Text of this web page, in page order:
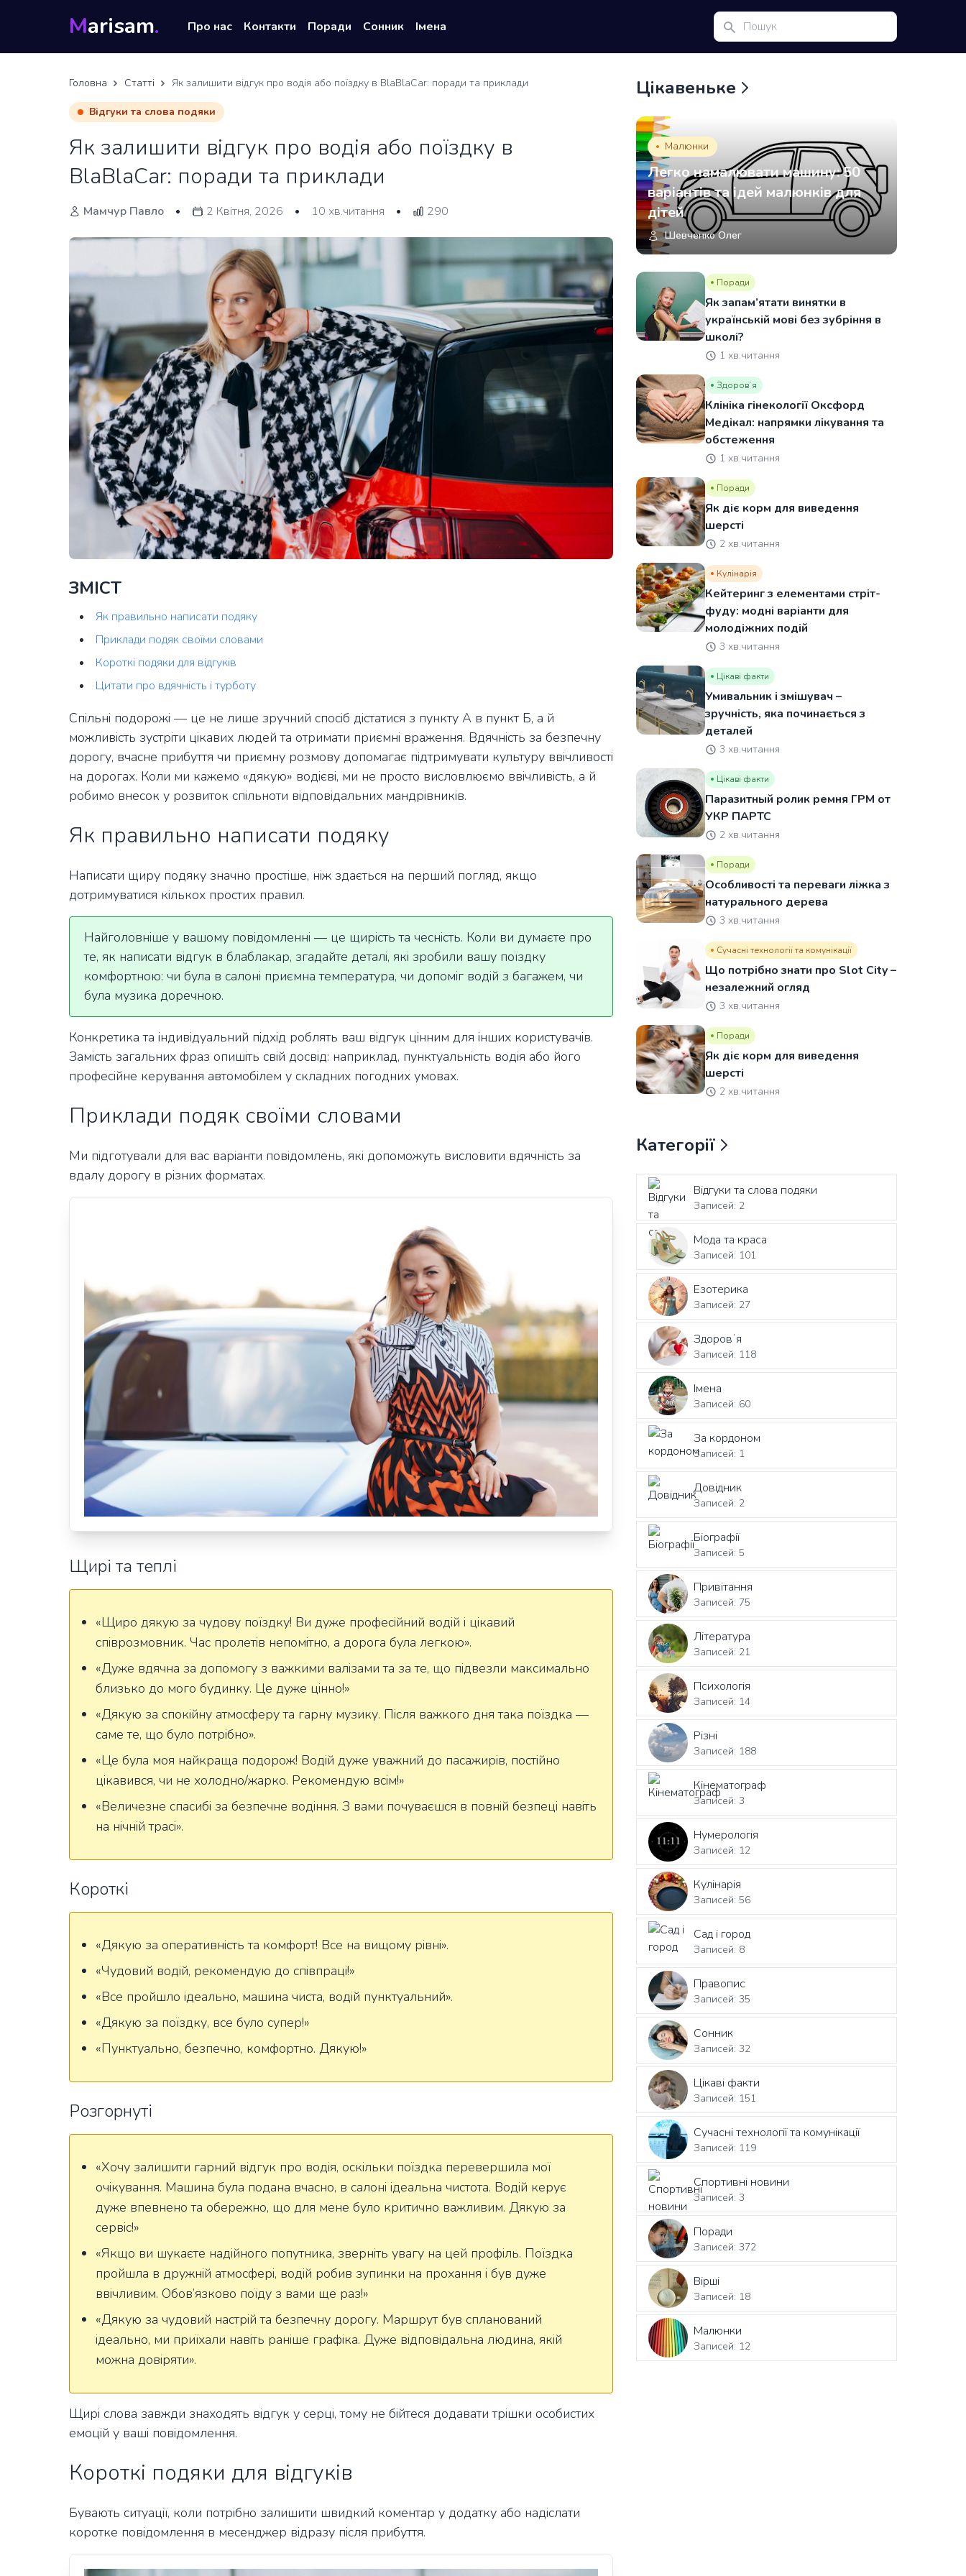
Marisam. Про нас Контакти Поради Сонник Імена
Головна Статті Як залишити відгук про водія або поїздку в BlaBlaCar: поради та приклади
Відгуки та слова подяки
Як залишити відгук про водія або поїздку в
BlaBlaCar: поради та приклади
Мамчур Павло • 2 Квітня, 2026 • 10 хв.читання • 290
ЗМІСТ
Як правильно написати подяку
Приклади подяк своїми словами
Короткі подяки для відгуків
Цитати про вдячність і турботу
Спільні подорожі — це не лише зручний спосіб дістатися з пункту А в пункт Б, а й
можливість зустріти цікавих людей та отримати приємні враження. Вдячність за безпечну
дорогу, вчасне прибуття чи приємну розмову допомагає підтримувати культуру ввічливості
на дорогах. Коли ми кажемо «дякую» водієві, ми не просто висловлюємо ввічливість, а й
робимо внесок у розвиток спільноти відповідальних мандрівників.
Як правильно написати подяку
Написати щиру подяку значно простіше, ніж здається на перший погляд, якщо
дотримуватися кількох простих правил.
Найголовніше у вашому повідомленні — це щирість та чесність. Коли ви думаєте про
те, як написати відгук в блаблакар, згадайте деталі, які зробили вашу поїздку
комфортною: чи була в салоні приємна температура, чи допоміг водій з багажем, чи
була музика доречною.
Конкретика та індивідуальний підхід роблять ваш відгук цінним для інших користувачів.
Замість загальних фраз опишіть свій досвід: наприклад, пунктуальність водія або його
професійне керування автомобілем у складних погодних умовах.
Приклади подяк своїми словами
Ми підготували для вас варіанти повідомлень, які допоможуть висловити вдячність за
вдалу дорогу в різних форматах.
Щирі та теплі
«Щиро дякую за чудову поїздку! Ви дуже професійний водій і цікавий
співрозмовник. Час пролетів непомітно, а дорога була легкою».
«Дуже вдячна за допомогу з важкими валізами та за те, що підвезли максимально
близько до мого будинку. Це дуже цінно!»
«Дякую за спокійну атмосферу та гарну музику. Після важкого дня така поїздка —
саме те, що було потрібно».
«Це була моя найкраща подорож! Водій дуже уважний до пасажирів, постійно
цікавився, чи не холодно/жарко. Рекомендую всім!»
«Величезне спасибі за безпечне водіння. З вами почуваєшся в повній безпеці навіть
на нічній трасі».
Короткі
«Дякую за оперативність та комфорт! Все на вищому рівні».
«Чудовий водій, рекомендую до співпраці!»
«Все пройшло ідеально, машина чиста, водій пунктуальний».
«Дякую за поїздку, все було супер!»
«Пунктуально, безпечно, комфортно. Дякую!»
Розгорнуті
«Хочу залишити гарний відгук про водія, оскільки поїздка перевершила мої
очікування. Машина була подана вчасно, в салоні ідеальна чистота. Водій керує
дуже впевнено та обережно, що для мене було критично важливим. Дякую за
сервіс!»
«Якщо ви шукаєте надійного попутника, зверніть увагу на цей профіль. Поїздка
пройшла в дружній атмосфері, водій робив зупинки на прохання і був дуже
ввічливим. Обов’язково поїду з вами ще раз!»
«Дякую за чудовий настрій та безпечну дорогу. Маршрут був спланований
ідеально, ми приїхали навіть раніше графіка. Дуже відповідальна людина, якій
можна довіряти».
Щирі слова завжди знаходять відгук у серці, тому не бійтеся додавати трішки особистих
емоцій у ваші повідомлення.
Короткі подяки для відгуків
Бувають ситуації, коли потрібно залишити швидкий коментар у додатку або надіслати
коротке повідомлення в месенджер відразу після прибуття.
Цікавеньке
Малюнки
Легко намалювати машину: 50
варіантів та ідей малюнків для
дітей
Шевченко Олег
Поради
Як запам’ятати винятки в
українській мові без зубріння в
школі?
1 хв.читання
Здоровʼя
Клініка гінекології Оксфорд
Медікал: напрямки лікування та
обстеження
1 хв.читання
Поради
Як діє корм для виведення
шерсті
2 хв.читання
Кулінарія
Кейтеринг з елементами стріт-
фуду: модні варіанти для
молодіжних подій
3 хв.читання
Цікаві факти
Умивальник і змішувач –
зручність, яка починається з
деталей
3 хв.читання
Цікаві факти
Паразитный ролик ремня ГРМ от
УКР ПАРТС
2 хв.читання
Поради
Особливості та переваги ліжка з
натурального дерева
3 хв.читання
Сучасні технології та комунікації
Що потрібно знати про Slot City –
незалежний огляд
3 хв.читання
Поради
Як діє корм для виведення
шерсті
2 хв.читання
Категорії
Відгуки та слова подяки
Записей: 2
Мода та краса
Записей: 101
Езотерика
Записей: 27
Здоровʼя
Записей: 118
Імена
Записей: 60
За кордоном
Записей: 1
Довідник
Записей: 2
Біографії
Записей: 5
Привітання
Записей: 75
Література
Записей: 21
Психологія
Записей: 14
Різні
Записей: 188
Кінематограф
Записей: 3
Нумерологія
Записей: 12
Кулінарія
Записей: 56
Сад і город
Записей: 8
Правопис
Записей: 35
Сонник
Записей: 32
Цікаві факти
Записей: 151
Сучасні технології та комунікації
Записей: 119
Спортивні новини
Записей: 3
Поради
Записей: 372
Вірші
Записей: 18
Малюнки
Записей: 12